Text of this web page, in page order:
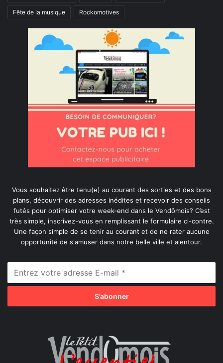
Fête de la musique Rockomotives
Vous souhaitez être tenu(e) au courant des sorties et des bons
plans, découvrir des adresses inédites et recevoir des conseils
futés pour optimiser votre week-end dans le Vendômois? C’est
très simple, inscrivez-vous en remplissant le formulaire ci-contre.
Une façon simple de se tenir au courant et de ne rater aucune
opportunité de s'amuser dans notre belle ville et alentour.